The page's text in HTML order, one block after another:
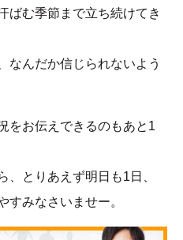
ばむ季節まで立ち続けてき
なんだか信じられないよう
をお伝えできるのもあと1
、とりあえず明日も1日、
すみなさいませー。